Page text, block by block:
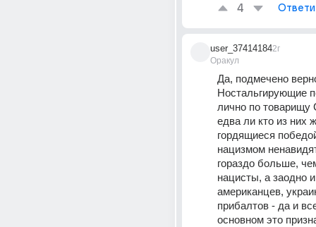
4
user_37414184
Оракул
2г
Да, подмечено
Ностальгирующие
лично по товарищу
едва ли кто из них
гордящиеся
нацизмом
гораздо больше,
нацисты, а заодно
американцев,
прибалтов - да и
основном это